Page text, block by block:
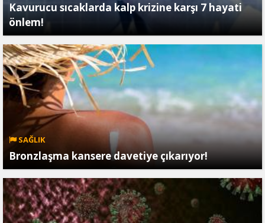
Kavurucu sıcaklarda kalp krizine karşı 7 hayati
önlem!
SAĞLIK
Bronzlaşma kansere davetiye çıkarıyor!